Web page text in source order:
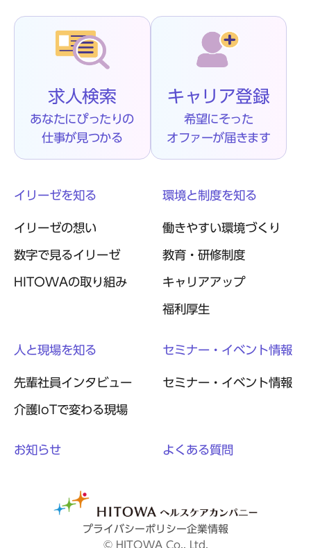
求人検索
あなたにぴったりの
仕事が見つかる
キャリア登録
希望にそった
オファーが届きます
イリーゼを知る
イリーゼの想い
数字で見るイリーゼ
HITOWAの取り組み
環境と制度を知る
働きやすい環境づくり
教育・研修制度
キャリアアップ
福利厚生
人と現場を知る
先輩社員インタビュー
介護IoTで変わる現場
セミナー・イベント情報
セミナー・イベント情報
お知らせ よくある質問
プライバシーポリシー企業情報
© HITOWA Co., Ltd.